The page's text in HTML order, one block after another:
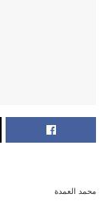
محمد العمدة